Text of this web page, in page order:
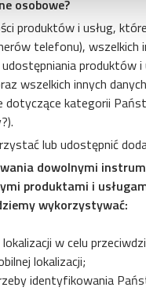
osobowe?
produktów i usług,
telefonu),
wszelkich innych
kategorii
lub udostępnić
dowolnymi
produktami i
wykorzystywać:
w celu
lokalizacji;
identyfikowania